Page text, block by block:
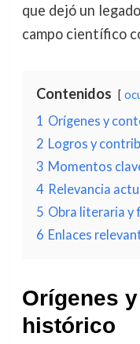
que dejó un
campo científico
Contenidos
1 Orígenes y
2 Logros y
3 Momentos
4 Relevancia
5 Obra literaria y
6 Enlaces
Orígenes
histórico